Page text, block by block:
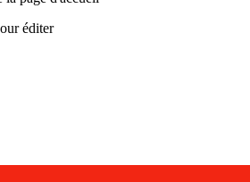
éditer